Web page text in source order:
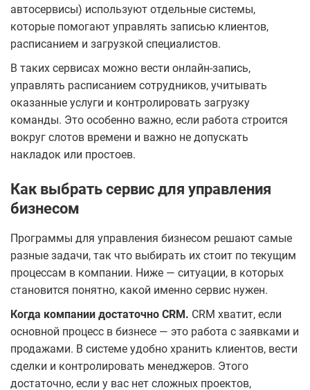
автосервисы) используют отдельные системы,
которые помогают управлять записью клиентов,
расписанием и загрузкой специалистов.
В таких сервисах можно вести онлайн-запись,
управлять расписанием сотрудников, учитывать
оказанные услуги и контролировать загрузку
команды. Это особенно важно, если работа строится
вокруг слотов времени и важно не допускать
накладок или простоев.
Как выбрать сервис для управления
бизнесом
Программы для управления бизнесом решают самые
разные задачи, так что выбирать их стоит по текущим
процессам в компании. Ниже — ситуации, в которых
становится понятно, какой именно сервис нужен.
Когда компании достаточно CRM. CRM хватит, если
основной процесс в бизнесе — это работа с заявками и
продажами. В системе удобно хранить клиентов, вести
сделки и контролировать менеджеров. Этого
достаточно, если у вас нет сложных проектов,